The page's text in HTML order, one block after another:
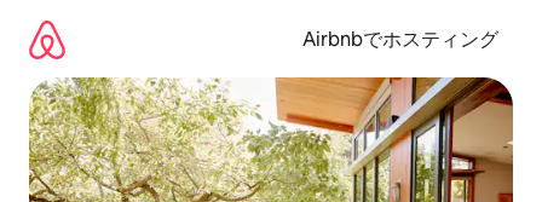
Airbnbでホスティング